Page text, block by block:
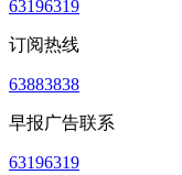
63196319
订阅热线
63883838
早报广告联系
63196319